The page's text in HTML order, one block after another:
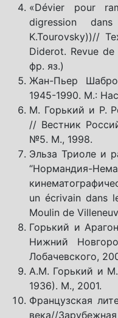
«Dévier pour
digression
K.Tourovsky))//
Diderot. Revue de
фр. яз.)
Жан-Пьер
1945-1990. М.:
М. Горький и Р.
// Вестник
№5. М., 1998.
Эльза Триоле и
“Нормандия-
un écrivain dans
Moulin de
Горький и
Нижний
Лобачевского,
А.М. Горький и
1936). М., 2001.
Французская
века//